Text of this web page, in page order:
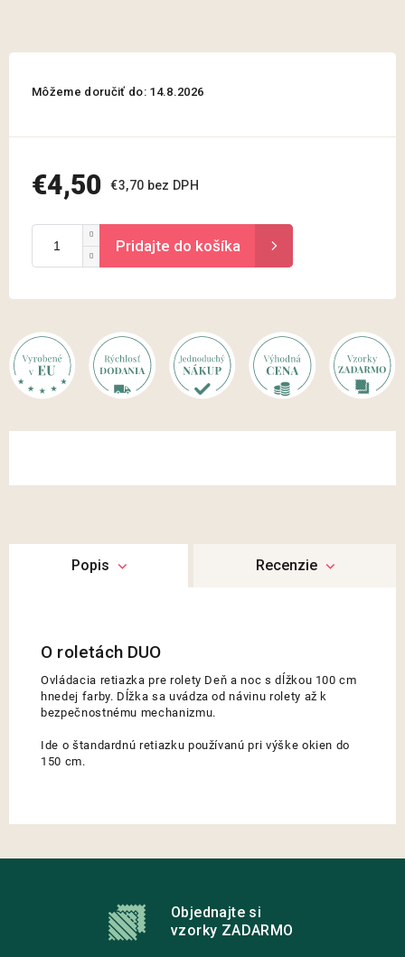
€4,50
€3,70 bez DPH
Môžeme doručiť do: 14.8.2026
Popis Recenzie
Ovládacia retiazka pre rolety Deň a noc s dĺžkou 100 cm
hnedej farby. Dĺžka sa uvádza od návinu rolety až k
bezpečnostnému mechanizmu.
Ide o štandardnú retiazku používanú pri výške okien do
150 cm.
Objednajte si
vzorky ZADARMO